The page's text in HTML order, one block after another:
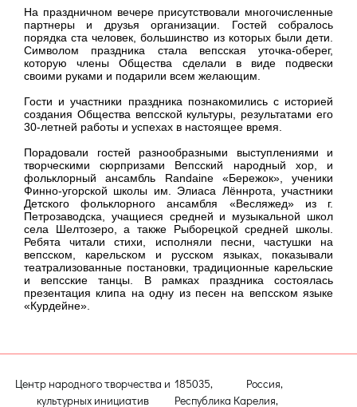
На праздничном вечере присутствовали многочисленные
партнеры и друзья организации. Гостей собралось
порядка ста человек, большинство из которых были дети.
Символом праздника стала вепсская уточка-оберег,
которую члены Общества сделали в виде подвески
своими руками и подарили всем желающим.
Гости и участники праздника познакомились с историей
создания Общества вепсской культуры, результатами его
30-летней работы и успехах в настоящее время.
Порадовали гостей разнообразными выступлениями и
творческими сюрпризами Вепсский народный хор, и
фольклорный ансамбль Randaine «Бережок», ученики
Финно-угорской школы им. Элиаса Лённрота, участники
Детского фольклорного ансамбля «Весляжед» из г.
Петрозаводска, учащиеся средней и музыкальной школ
села Шелтозеро, а также Рыборецкой средней школы.
Ребята читали стихи, исполняли песни, частушки на
вепсском, карельском и русском языках, показывали
театрализованные постановки, традиционные карельские
и вепсские танцы. В рамках праздника состоялась
презентация клипа на одну из песен на вепсском языке
«Курдейне».
Центр народного творчества и
культурных инициатив
185035, Россия,
Республика Карелия,